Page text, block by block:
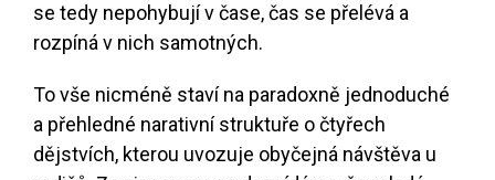
se tedy nepohybují v čase, čas se přelévá a
rozpíná v nich samotných.
To vše nicméně staví na paradoxně jednoduché
a přehledné narativní struktuře o čtyřech
dějstvích, kterou uvozuje obyčejná návštěva u